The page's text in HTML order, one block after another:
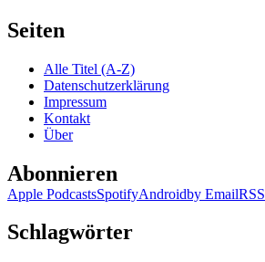
Seiten
Alle Titel (A-Z)
Datenschutzerklärung
Impressum
Kontakt
Über
Abonnieren
Apple PodcastsSpotifyAndroidby EmailRSS
Schlagwörter